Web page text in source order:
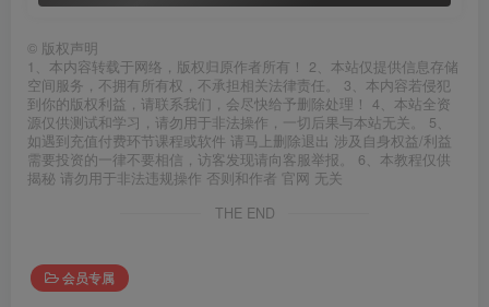
© 版权声明
1、本内容转载于网络，版权归原作者所有！ 2、本站仅提供信息存储
空间服务，不拥有所有权，不承担相关法律责任。 3、本内容若侵犯
到你的版权利益，请联系我们，会尽快给予删除处理！ 4、本站全资
源仅供测试和学习，请勿用于非法操作，一切后果与本站无关。 5、
如遇到充值付费环节课程或软件 请马上删除退出 涉及自身权益/利益
需要投资的一律不要相信，访客发现请向客服举报。 6、本教程仅供
揭秘 请勿用于非法违规操作 否则和作者 官网 无关
THE END
会员专属